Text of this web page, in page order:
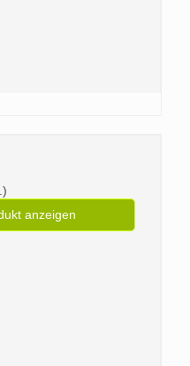
anzeigen